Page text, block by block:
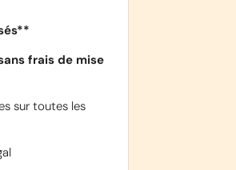
frais de mise
sur toutes les